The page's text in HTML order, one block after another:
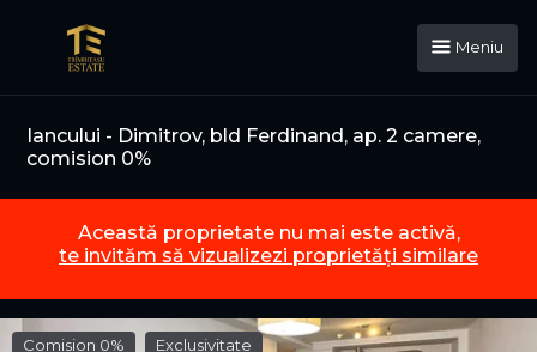
Meniu
Iancului - Dimitrov, bld Ferdinand, ap. 2 camere,
comision 0%
Această proprietate nu mai este activă,
te invităm să vizualizezi proprietăți similare
Comision 0% Exclusivitate